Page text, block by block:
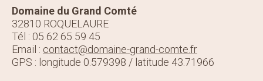
Domaine du Grand Comté
32810 ROQUELAURE
Tél : 05 62 65 59 45
Email : contact@domaine-grand-comte.fr
GPS : longitude 0.579398 / latitude 43.71966